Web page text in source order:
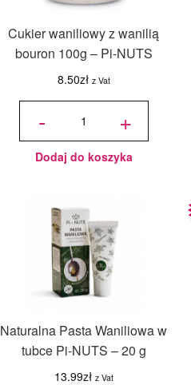
Cukier waniliowy z wanilią
bouron 100g – Pi-NUTS
8.50zł z Vat
-
ilość
z wanilią
bouron +
Dodaj do koszyka
Naturalna Pasta Waniliowa w
tubce Pi-NUTS – 20 g
13.99zł z Vat